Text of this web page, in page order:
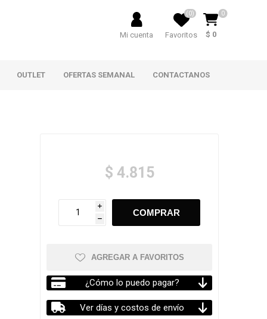
Mi cuenta Favoritos
(0) 0
$ 0
OUTLET OFERTAS SEMANAL CONTACTANOS
$ 4.815
i
h
AGREGAR A FAVORITOS
¿Cómo lo puedo pagar?
Ver días y costos de envío